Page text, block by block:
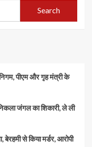
Search
पीएम और गृह मंत्री के
जंगल का शिकारी, ले ली
बेरहमी से किया मर्डर, आरोपी